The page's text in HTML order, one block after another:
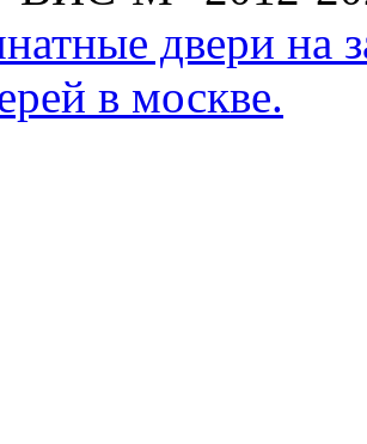
двери на
в москве.